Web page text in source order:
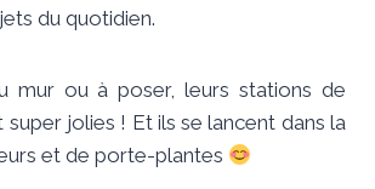
du quotidien.
mur ou à poser, leurs stations de
jolies ! Et ils se lancent dans la
et de porte-plantes